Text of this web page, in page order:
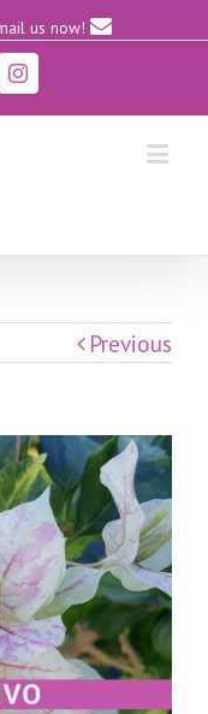
us now!
Instagram
Previous